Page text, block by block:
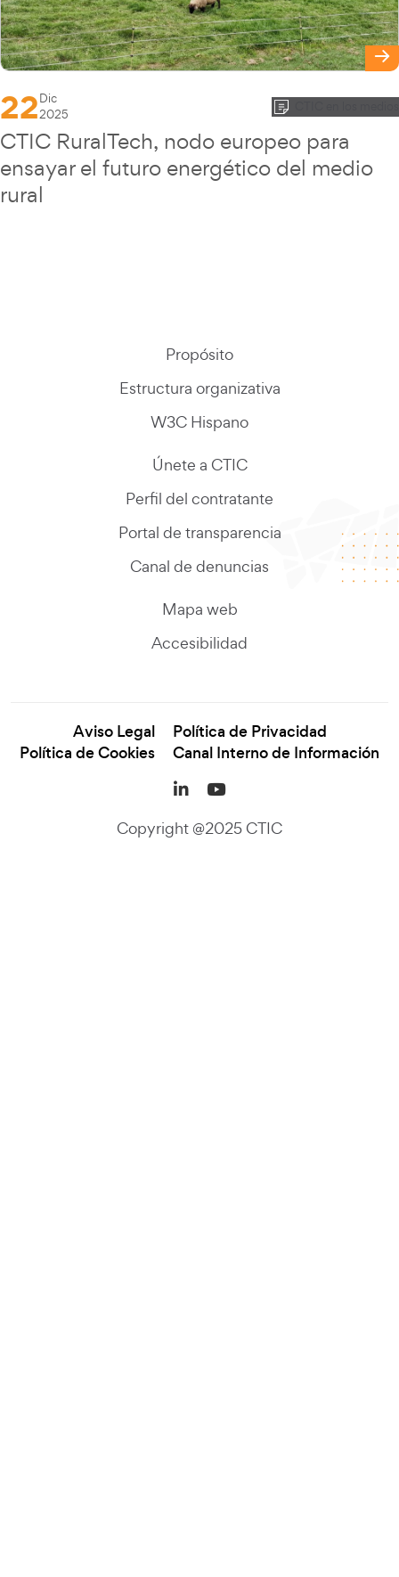
22Dic
2025
CTIC RuralTech, nodo europeo para
ensayar el futuro energético del medio
rural
Propósito
Estructura organizativa
W3C Hispano
Únete a CTIC
Perfil del contratante
Portal de transparencia
Canal de denuncias
Mapa web
Accesibilidad
Aviso Legal
Política de Privacidad
Política de Cookies
Canal Interno de Información
LinkedIn (se abre en
YouTube (se abre
Copyright @2025 CTIC